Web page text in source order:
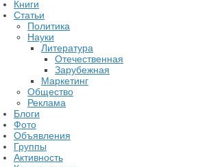
Книги
Статьи
Политика
Науки
Литература
Отечественная
Зарубежная
Маркетинг
Общество
Реклама
Блоги
Фото
Объявления
Группы
Активность